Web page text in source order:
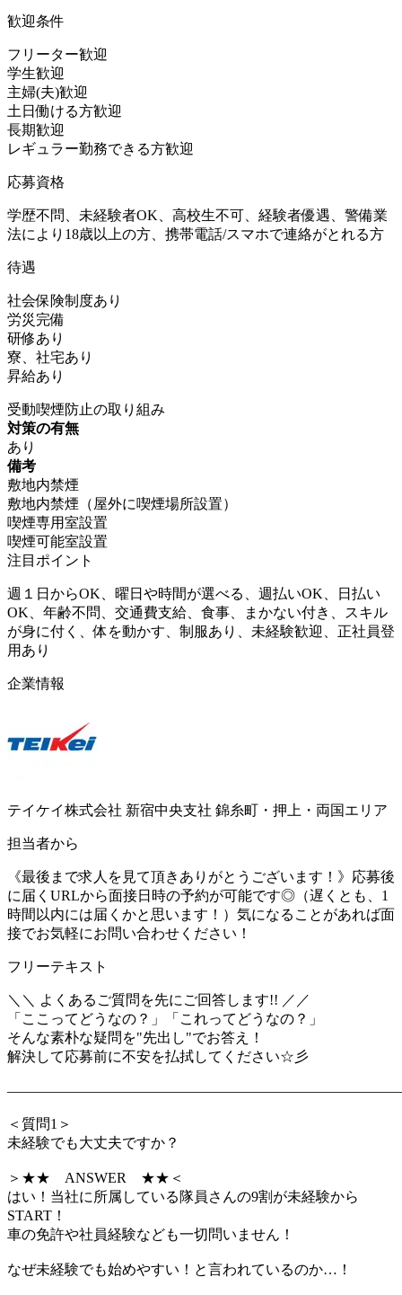
歓迎条件
フリーター歓迎
学生歓迎
主婦(夫)歓迎
土日働ける方歓迎
長期歓迎
レギュラー勤務できる方歓迎
応募資格
学歴不問、未経験者OK、高校生不可、経験者優遇、警備業
法により18歳以上の方、携帯電話/スマホで連絡がとれる方
待遇
社会保険制度あり
労災完備
研修あり
寮、社宅あり
昇給あり
受動喫煙防止の取り組み
対策の有無
あり
備考
敷地内禁煙
敷地内禁煙（屋外に喫煙場所設置）
喫煙専用室設置
喫煙可能室設置
注目ポイント
週１日からOK、曜日や時間が選べる、週払いOK、日払い
OK、年齢不問、交通費支給、食事、まかない付き、スキル
が身に付く、体を動かす、制服あり、未経験歓迎、正社員登
用あり
企業情報
テイケイ株式会社 新宿中央支社 錦糸町・押上・両国エリア
担当者から
《最後まで求人を見て頂きありがとうございます！》応募後
に届くURLから面接日時の予約が可能です◎（遅くとも、1
時間以内には届くかと思います！）気になることがあれば面
接でお気軽にお問い合わせください！
フリーテキスト
＼＼ よくあるご質問を先にご回答します!! ／／
「ここってどうなの？」「これってどうなの？」
そんな素朴な疑問を"先出し"でお答え！
解決して応募前に不安を払拭してください☆彡
＜質問1＞
未経験でも大丈夫ですか？
＞★★ ANSWER ★★＜
はい！当社に所属している隊員さんの9割が未経験から
START！
車の免許や社員経験なども一切問いません！
なぜ未経験でも始めやすい！と言われているのか…！